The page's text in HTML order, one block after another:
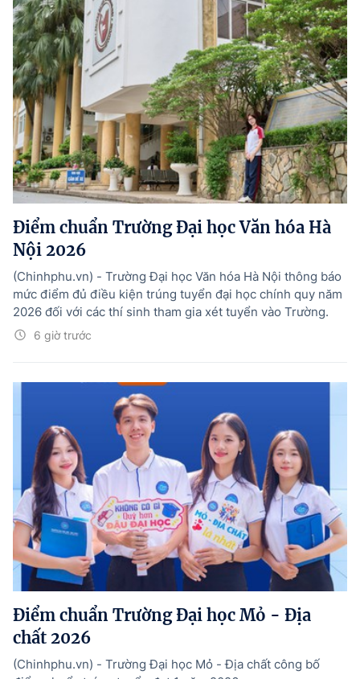
Điểm chuẩn Trường Đại học Văn hóa Hà
Nội 2026
6 giờ trước
(Chinhphu.vn) - Trường Đại học Văn hóa Hà Nội thông báo
mức điểm đủ điều kiện trúng tuyển đại học chính quy năm
2026 đối với các thí sinh tham gia xét tuyển vào Trường.
Điểm chuẩn Trường Đại học Mỏ - Địa
chất 2026
(Chinhphu.vn) - Trường Đại học Mỏ - Địa chất công bố